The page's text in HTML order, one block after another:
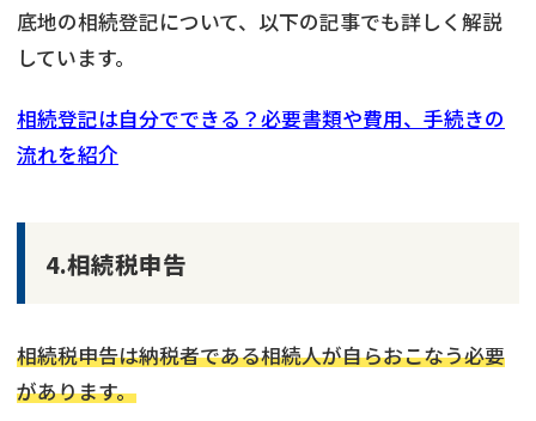
底地の相続登記について、以下の記事でも詳しく解説
しています。
相続登記は自分でできる？必要書類や費用、手続きの
流れを紹介
4.相続税申告
相続税申告は納税者である相続人が自らおこなう必要
があります。